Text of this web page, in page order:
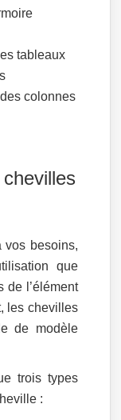
tableaux
colonnes
vos besoins,
que
de l’élément
les chevilles
de modèle
trois types
: